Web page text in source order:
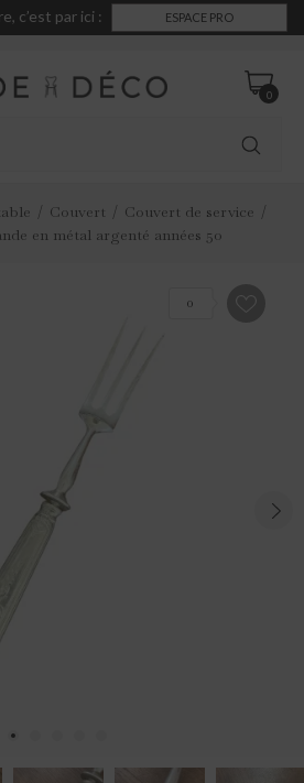
c’est par ici : ESPACE PRO
0
Couvert
Couvert de service
en métal argenté années 50
0